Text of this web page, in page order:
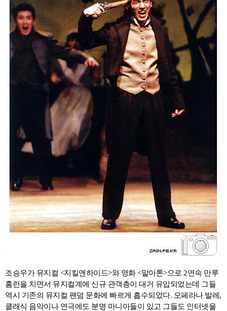
조승우가 뮤지컬 <지킬앤하이드>와 영화 <말아톤>으로 2연속 만루
홈런을 치면서 뮤지컬계에 신규 관객층이 대거 유입되었는데 그들
역시 기존의 뮤지컬 팬덤 문화에 빠르게 흡수되었다. 오페라나 발레,
클래식 음악이나 연극에도 분명 마니아들이 있고 그들도 인터넷을